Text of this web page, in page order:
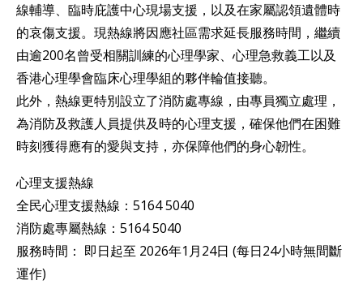
線輔導、臨時庇護中心現場支援，以及在家屬認領遺體時
的哀傷支援。現熱線將因應社區需求延長服務時間，繼續
由逾200名曾受相關訓練的心理學家、心理急救義工以及
香港心理學會臨床心理學組的夥伴輪值接聽。
此外，熱線更特別設立了消防處專線，由專員獨立處理，
為消防及救護人員提供及時的心理支援，確保他們在困難
時刻獲得應有的愛與支持，亦保障他們的身心韌性。
心理支援熱線
全民心理支援熱線：5164 5040
消防處專屬熱線：5164 5040
服務時間： 即日起至 2026年1月24日 (每日24小時無間斷
運作)